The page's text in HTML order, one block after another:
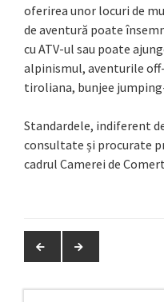
oferirea unor locuri de
de aventură poate
cu ATV-ul sau poate
alpinismul, aventurile
tiroliana, bunjee
Standardele, indiferent
consultate și procurate
cadrul Camerei de